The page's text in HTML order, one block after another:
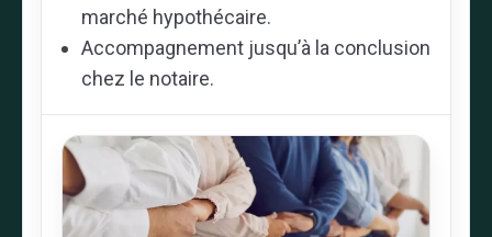
marché hypothécaire.
Accompagnement jusqu’à la conclusion
chez le notaire.